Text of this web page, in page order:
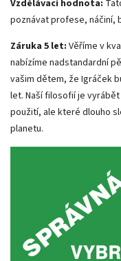
Vzdělávací hodnota:
poznávat profese, náčiní,
Záruka 5 let: Věříme v
nabízíme nadstandardní
vašim dětem, že Igráček
let. Naší filosofií je
použití, ale které dlouho
planetu.